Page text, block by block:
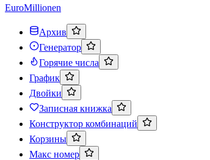
EuroMillionen
Архив
Генератор
Горячие числа
График
Двойки
Записная книжка
Конструктор комбинаций
Корзины
Макс номер